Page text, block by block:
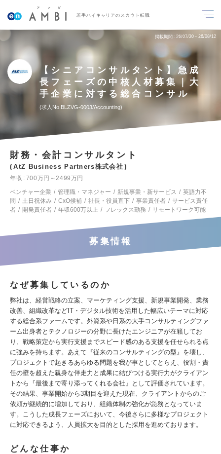
若手ハイキャリアのスカウト転職
掲載期間 26/07/30～26/08/12
【シニアコンサルタント】急成
長フェーズの中核人材募集｜大
手企業に対する総合コンサル
求人No.BLZVG-0003/Accounting
財務・会計コンサルタント
AtZ Business Partners株式会社
年収
700万円～2499万円
ベンチャー企業
管理職・マネジャー 新規事業・新サービス
英語力不
問
土日祝休み CxO候補 社長・役員直下 事業責任者
サービス責任
者
開発責任者 年収600万以上 フレックス勤務 リモートワーク可能
募集情報
なぜ募集しているのか
弊社は、経営戦略の立案、マーケティング支援、新規事業開発、業務
改善、組織改革などIT・デジタル技術を活用した幅広いテーマに対応
する総合系ファームです。外資系や日系の大手コンサルティングファ
ーム出身者とテクノロジーの分野に長けたエンジニアが在籍してお
り、戦略策定から実行支援までスピード感のある支援を任せられる点
に強みを持ちます。あえて『従来のコンサルティングの型』を壊し、
プロジェクトで起きるあらゆる問題を我が事としてとらえ、役割・責
任の壁を超えた親身な伴走力と成果に結びつける実行力がクライアン
トから『最後まで寄り添ってくれる会社』として評価されています。
その結果、事業開始から3期目を迎えた現在、クライアントからのご
依頼が継続的に増加しており、組織体制の強化が急務となっていま
す。こうした成長フェーズにおいて、今後さらに多様なプロジェクト
に対応できるよう、人員拡大を目的とした採用を進めております。
どんな仕事か